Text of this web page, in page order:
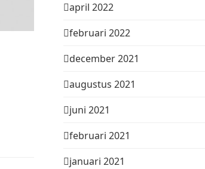
april 2022
februari 2022
december 2021
augustus 2021
juni 2021
februari 2021
januari 2021